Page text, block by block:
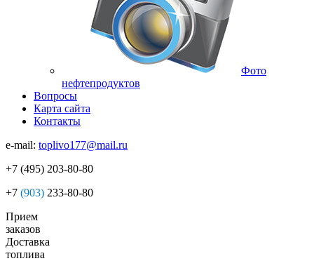
Фото
нефтепродуктов
Вопросы
Карта сайта
Контакты
e-mail: toplivo177@mail.ru
+7 (495) 203-80-80
+7 (903) 233-80-80
Прием
заказов
Доставка
топлива